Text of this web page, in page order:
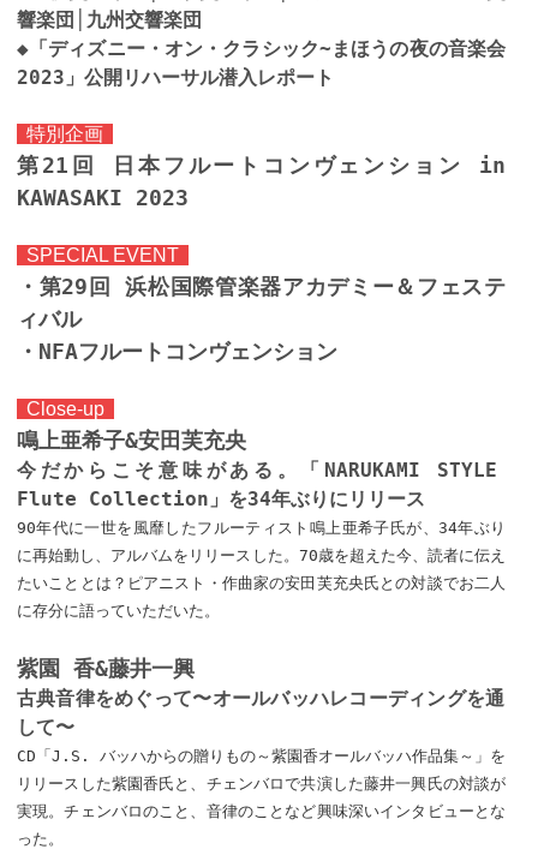
響楽団│九州交響楽団
◆「ディズニー・オン・クラシック~まほうの夜の音楽会
2023」公開リハーサル潜入レポート
特別企画
第21回 日本フルートコンヴェンション in
KAWASAKI 2023
SPECIAL EVENT
・第29回 浜松国際管楽器アカデミー＆フェステ
ィバル
・NFAフルートコンヴェンション
Close-up
鳴上亜希子&安田芙充央
今だからこそ意味がある。「NARUKAMI STYLE
Flute Collection」を34年ぶりにリリース
90年代に一世を風靡したフルーティスト鳴上亜希子氏が、34年ぶり
に再始動し、アルバムをリリースした。70歳を超えた今、読者に伝え
たいこととは？ピアニスト・作曲家の安田芙充央氏との対談でお二人
に存分に語っていただいた。
紫園 香&藤井一興
古典音律をめぐって〜オールバッハレコーディングを通
して〜
CD「J.S. バッハからの贈りもの～紫園香オールバッハ作品集～」を
リリースした紫園香氏と、チェンバロで共演した藤井一興氏の対談が
実現。チェンバロのこと、音律のことなど興味深いインタビューとな
った。